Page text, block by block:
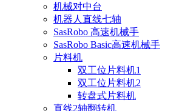
机械对中台
机器人直线七轴
SasRobo 高速机械手
SasRobo Basic高速机械手
片料机
双工位片料机1
双工位片料机2
转盘式片料机
直线2轴翻转机